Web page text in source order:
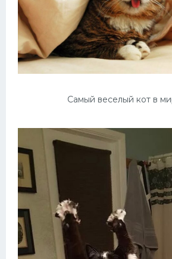
Самый веселый кот в